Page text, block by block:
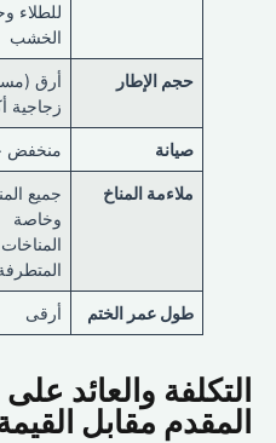
للطلاء
الخشب
حجم الإطار
أرق
زجاجية
صيانة منخفض
ملاءمة المناخ
جميع
وخاصة
المناخات
المتطرفة
طول عمر الختم أرقى
التكلفة والعائد
المقدم مقابل